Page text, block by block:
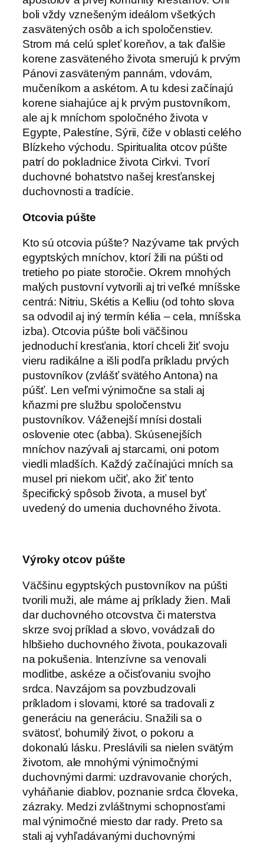
boli vždy vznešeným ideálom všetkých
zasvätených osôb a ich spoločenstiev.
Strom má celú spleť koreňov, a tak ďalšie
korene zasväteného života smerujú k prvým
Pánovi zasväteným pannám, vdovám,
mučeníkom a askétom. A tu kdesi začínajú
korene siahajúce aj k prvým pustovníkom,
ale aj k mníchom spoločného života v
Egypte, Palestíne, Sýrii, čiže v oblasti celého
Blízkeho východu. Spiritualita otcov púšte
patrí do pokladnice života Cirkvi. Tvorí
duchovné bohatstvo našej kresťanskej
duchovnosti a tradície.
Otcovia púšte
Kto sú otcovia púšte? Nazývame tak prvých
egyptských mníchov, ktorí žili na púšti od
tretieho po piate storočie. Okrem mnohých
malých pustovní vytvorili aj tri veľké mníšske
centrá: Nitriu, Skétis a Kelliu (od tohto slova
sa odvodil aj iný termín kélia – cela, mníšska
izba). Otcovia púšte boli väčšinou
jednoduchí kresťania, ktorí chceli žiť svoju
vieru radikálne a išli podľa príkladu prvých
pustovníkov (zvlášť svätého Antona) na
púšť. Len veľmi výnimočne sa stali aj
kňazmi pre službu spoločenstvu
pustovníkov. Váženejší mnísi dostali
oslovenie otec (abba). Skúsenejších
mníchov nazývali aj starcami, oni potom
viedli mladších. Každý začínajúci mních sa
musel pri niekom učiť, ako žiť tento
špecifický spôsob života, a musel byť
uvedený do umenia duchovného života.
Výroky otcov púšte
Väčšinu egyptských pustovníkov na púšti
tvorili muži, ale máme aj príklady žien. Mali
dar duchovného otcovstva či materstva
skrze svoj príklad a slovo, vovádzali do
hlbšieho duchovného života, poukazovali
na pokušenia. Intenzívne sa venovali
modlitbe, askéze a očisťovaniu svojho
srdca. Navzájom sa povzbudzovali
príkladom i slovami, ktoré sa tradovali z
generáciu na generáciu. Snažili sa o
svätosť, bohumilý život, o pokoru a
dokonalú lásku. Preslávili sa nielen svätým
životom, ale mnohými výnimočnými
duchovnými darmi: uzdravovanie chorých,
vyháňanie diablov, poznanie srdca človeka,
zázraky. Medzi zvláštnymi schopnosťami
mal výnimočné miesto dar rady. Preto sa
stali aj vyhľadávanými duchovnými